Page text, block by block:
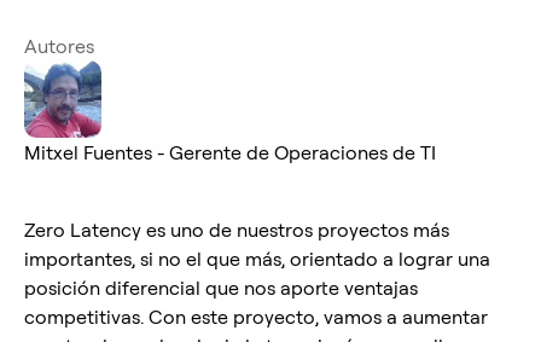
Autores
Mitxel Fuentes - Gerente de Operaciones de TI
Zero Latency es uno de nuestros proyectos más
importantes, si no el que más, orientado a lograr una
posición diferencial que nos aporte ventajas
competitivas. Con este proyecto, vamos a aumentar